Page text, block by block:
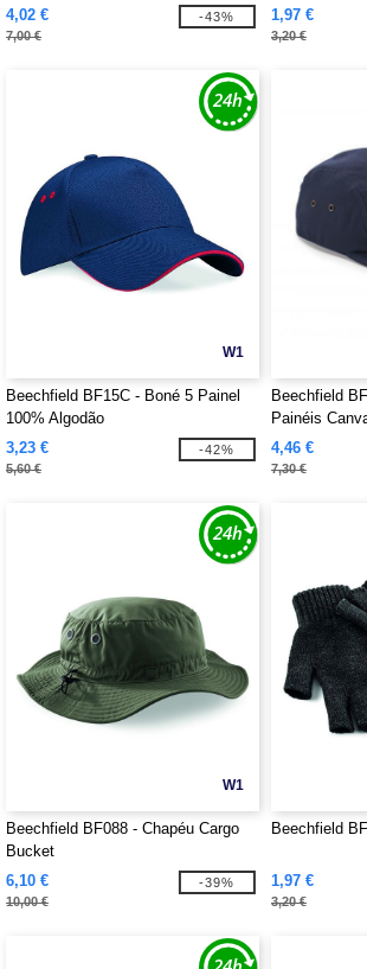
4,02 €
7,00 €
-43% 1,97 €
3,20 €
W1
Beechfield BF15C - Boné 5 Painel
100% Algodão
3,23 €
5,60 €
-42%
Beechfield
Painéis
4,46 €
7,30 €
W1
Beechfield BF088 - Chapéu Cargo
Bucket
6,10 €
10,00 €
-39%
Beechfield
1,97 €
3,20 €